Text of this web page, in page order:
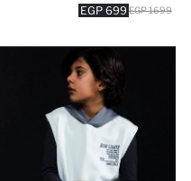
699 EGP 1699 EGP